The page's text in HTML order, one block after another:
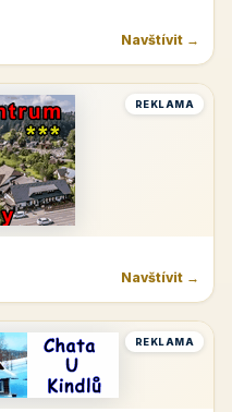
Navštívit →
REKLAMA
Navštívit →
REKLAMA